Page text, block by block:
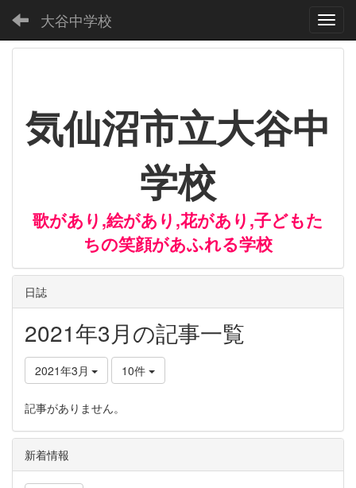
大谷中学校
気仙沼市立大谷中
学校
歌があり,絵があり,花があり,子どもた
ちの笑顔があふれる学校
日誌
2021年3月の記事一覧
2021年3月 10件
記事がありません。
新着情報